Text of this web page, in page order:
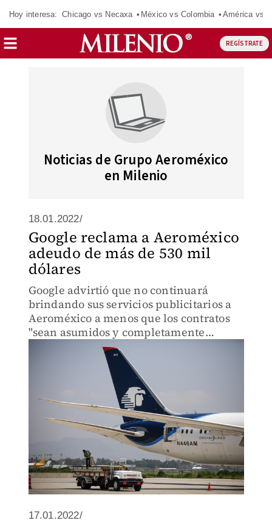
Hoy interesa: Chicago vs Necaxa México vs Colombia América vs
REGÍSTRATE
Noticias de Grupo Aeroméxico
en Milenio
18.01.2022/
Google reclama a Aeroméxico
adeudo de más de 530 mil
dólares
Google advirtió que no continuará
brindando sus servicios publicitarios a
Aeroméxico a menos que los contratos
"sean asumidos y completamente
17.01.2022/